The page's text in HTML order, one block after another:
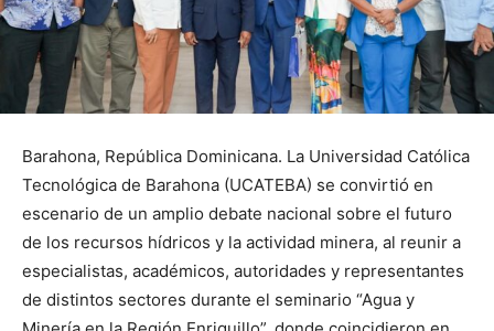
Barahona, República Dominicana. La Universidad Católica
Tecnológica de Barahona (UCATEBA) se convirtió en
escenario de un amplio debate nacional sobre el futuro
de los recursos hídricos y la actividad minera, al reunir a
especialistas, académicos, autoridades y representantes
de distintos sectores durante el seminario “Agua y